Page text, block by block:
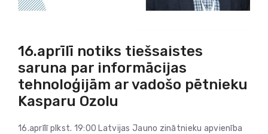
16.aprīlī notiks tiešsaistes
saruna par informācijas
tehnoloģijām ar vadošo pētnieku
Kasparu Ozolu
16.aprīlī plkst. 19:00 Latvijas Jauno zinātnieku apvienība